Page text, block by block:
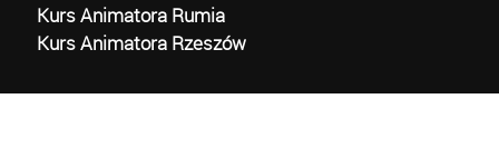
Kurs Animatora Rumia
Kurs Animatora Rzeszów